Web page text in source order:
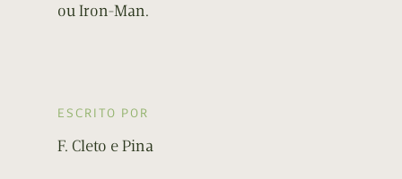
ou Iron-Man.
ESCRITO POR
F. Cleto e Pina